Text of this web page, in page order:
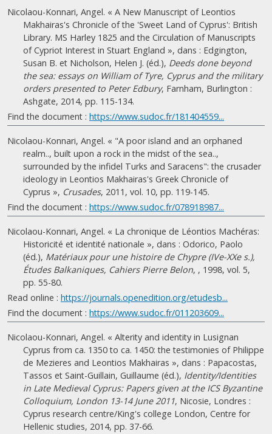
Nicolaou-Konnari, Angel. « A New Manuscript of Leontios
Makhairas's Chronicle of the 'Sweet Land of Cyprus': British
Library. MS Harley 1825 and the Circulation of Manuscripts
of Cypriot Interest in Stuart England », dans : Edgington,
Susan B. et Nicholson, Helen J. (éd.), Deeds done beyond
the sea: essays on William of Tyre, Cyprus and the military
orders presented to Peter Edbury, Farnham, Burlington :
Ashgate, 2014, pp. 115-134.
Find the document : https://www.sudoc.fr/181404559...
Nicolaou-Konnari, Angel. « "A poor island and an orphaned
realm.., built upon a rock in the midst of the sea..,
surrounded by the infidel Turks and Saracens": the crusader
ideology in Leontios Makhairas's Greek Chronicle of
Cyprus », Crusades, 2011, vol. 10, pp. 119-145.
Find the document : https://www.sudoc.fr/078918987...
Nicolaou-Konnari, Angel. « La chronique de Léontios Machéras:
Historicité et identité nationale », dans : Odorico, Paolo
(éd.), Matériaux pour une histoire de Chypre (IVe-XXe s.),
Études Balkaniques, Cahiers Pierre Belon, , 1998, vol. 5,
pp. 55-80.
Read online : https://journals.openedition.org/etudesb...
Find the document : https://www.sudoc.fr/011203609...
Nicolaou-Konnari, Angel. « Alterity and identity in Lusignan
Cyprus from ca. 1350 to ca. 1450: the testimonies of Philippe
de Mezieres and Leontios Makhairas », dans : Papacostas,
Tassos et Saint-Guillain, Guillaume (éd.), Identity/Identities
in Late Medieval Cyprus: Papers given at the ICS Byzantine
Colloquium, London 13-14 June 2011, Nicosie, Londres :
Cyprus research centre/King's college London, Centre for
Hellenic studies, 2014, pp. 37-66.